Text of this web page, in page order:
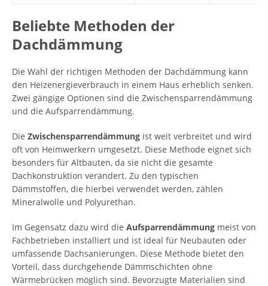
Beliebte Methoden der
Dachdämmung
Die Wahl der richtigen Methoden der Dachdämmung kann
den Heizenergieverbrauch in einem Haus erheblich senken.
Zwei gängige Optionen sind die Zwischensparrendämmung
und die Aufsparrendämmung.
Die Zwischensparrendämmung ist weit verbreitet und wird
oft von Heimwerkern umgesetzt. Diese Methode eignet sich
besonders für Altbauten, da sie nicht die gesamte
Dachkonstruktion verändert. Zu den typischen
Dämmstoffen, die hierbei verwendet werden, zählen
Mineralwolle und Polyurethan.
Im Gegensatz dazu wird die Aufsparrendämmung meist von
Fachbetrieben installiert und ist ideal für Neubauten oder
umfassende Dachsanierungen. Diese Methode bietet den
Vorteil, dass durchgehende Dämmschichten ohne
Wärmebrücken möglich sind. Bevorzugte Materialien sind